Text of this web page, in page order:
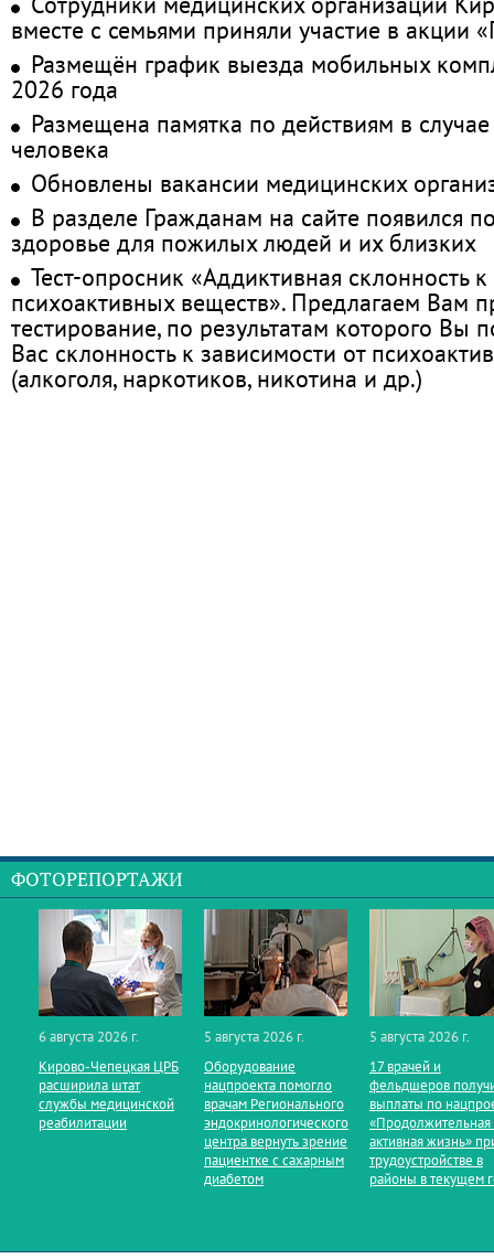
вместе с семьями приняли участие в акции
Размещён график выезда мобильных
2026 года
Размещена памятка по действиям в
человека
Обновлены вакансии медицинских
В разделе Гражданам на сайте появился
здоровье для пожилых людей и их близких
Тест-опросник «Аддиктивная склонность
психоактивных веществ». Предлагаем Вам
тестирование, по результатам которого Вы
Вас склонность к зависимости от
(алкоголя, наркотиков, никотина и др.)
ФОТОРЕПОРТАЖИ
6 августа 2026 г.
Кирово‑Чепецкая ЦРБ
расширила штат
службы медицинской
реабилитации
5 августа 2026 г.
Оборудование
нацпроекта помогло
врачам Регионального
эндокринологического
центра вернуть зрение
пациентке с сахарным
диабетом
5 августа 2026 г.
17 врачей и
фельдшеров
выплаты по
«Продолжительная
активная жизнь»
трудоустройстве в
районы в текущем